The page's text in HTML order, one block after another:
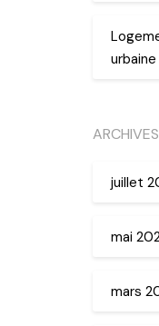
ARCHIVES
juillet
mai
mars